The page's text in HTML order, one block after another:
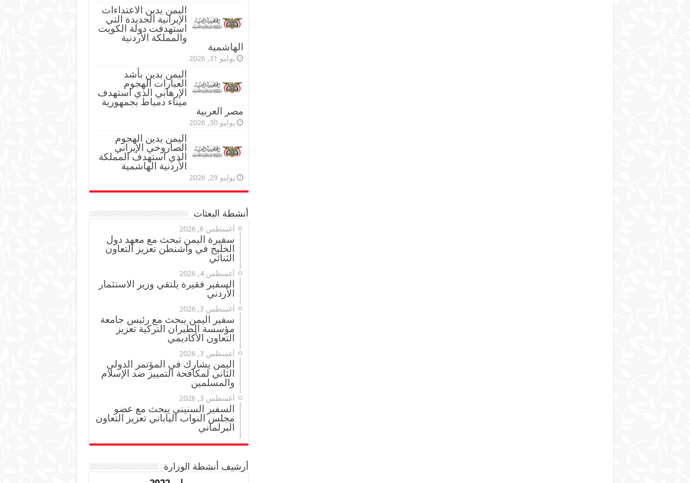
اليمن يدين الاعتداءات
الإيرانية الجديدة التي
استهدفت دولة الكويت
والمملكة الأردنية
الهاشمية
يوليو 31, 2026
اليمن يدين بأشد
العبارات الهجوم
الإرهابي الذي استهدف
ميناء دمياط بجمهورية
مصر العربية
يوليو 30, 2026
اليمن يدين الهجوم
الصاروخي الإيراني
الذي استهدف المملكة
الأردنية الهاشمية
يوليو 29, 2026
أنشطة البعثات
أغسطس 6, 2026
سفيرة اليمن تبحث مع معهد دول
الخليج في واشنطن تعزيز التعاون
الثنائي
أغسطس 4, 2026
السفير فقيرة يلتقي وزير الاستثمار
الأردني
أغسطس 3, 2026
سفير اليمن يبحث مع رئيس جامعة
مؤسسة الطيران التركية تعزيز
التعاون الأكاديمي
أغسطس 3, 2026
اليمن يشارك في المؤتمر الدولي
الثاني لمكافحة التمييز ضد الإسلام
والمسلمين
أغسطس 3, 2026
السفير السنيني يبحث مع عضو
مجلس النواب الياباني تعزيز التعاون
البرلماني
أرشيف أنشطة الوزارة